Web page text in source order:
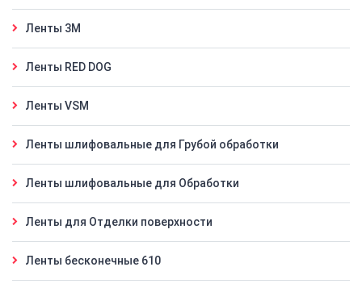
Ленты 3M
Ленты RED DOG
Ленты VSM
Ленты шлифовальные для Грубой обработки
Ленты шлифовальные для Обработки
Ленты для Отделки поверхности
Ленты бесконечные 610